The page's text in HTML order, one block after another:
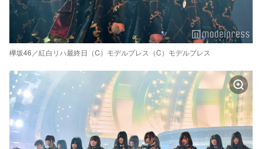
欅坂46／紅白リハ最終日（C）モデルプレス（C）モデルプレス